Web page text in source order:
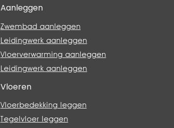
Aanleggen
Zwembad aanleggen
Leidingwerk aanleggen
Vloerverwarming aanleggen
Leidingwerk aanleggen
Vloeren
Vloerbedekking leggen
Tegelvloer leggen